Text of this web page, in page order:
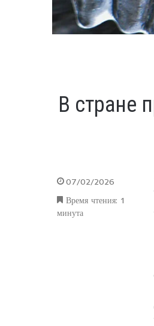
В стране
07/02/2026
Время чтения: 1
минута